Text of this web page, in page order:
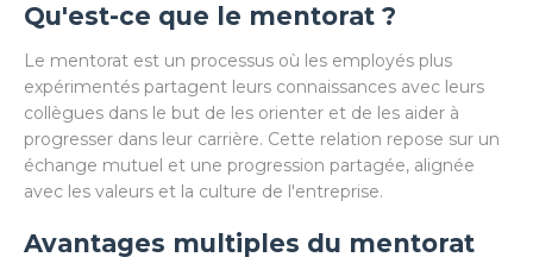
Qu'est-ce que le mentorat ?
Le mentorat est un processus où les employés plus
expérimentés partagent leurs connaissances avec leurs
collègues dans le but de les orienter et de les aider à
progresser dans leur carrière. Cette relation repose sur un
échange mutuel et une progression partagée, alignée
avec les valeurs et la culture de l'entreprise.
Avantages multiples du mentorat